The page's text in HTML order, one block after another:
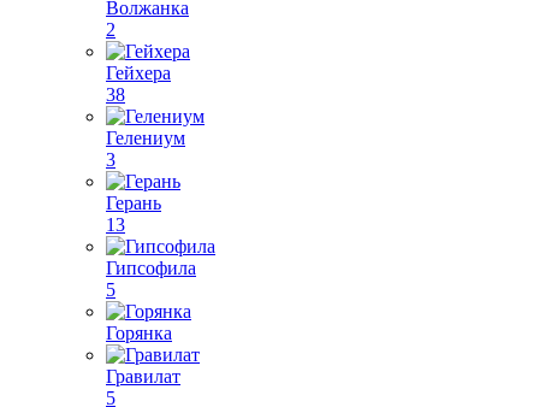
Волжанка
2
Гейхера
38
Гелениум
3
Герань
13
Гипсофила
5
Горянка
Гравилат
5